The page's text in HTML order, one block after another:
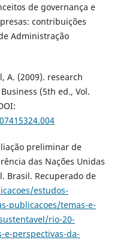
de governança e
contribuições
Administração
A. (2009). research
(5th ed., Vol.
preliminar de
das Nações Unidas
Brasil. Recuperado de
estudos-
publicacoes/temas-e-
rio-20-
perspectivas-da-